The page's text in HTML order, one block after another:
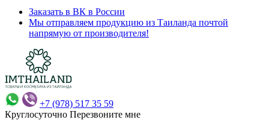
Заказать в ВК в России
Мы отправляем продукцию из Таиланда почтой
напрямую от производителя!
+7 (978) 517 35 59
Круглосуточно Перезвоните мне